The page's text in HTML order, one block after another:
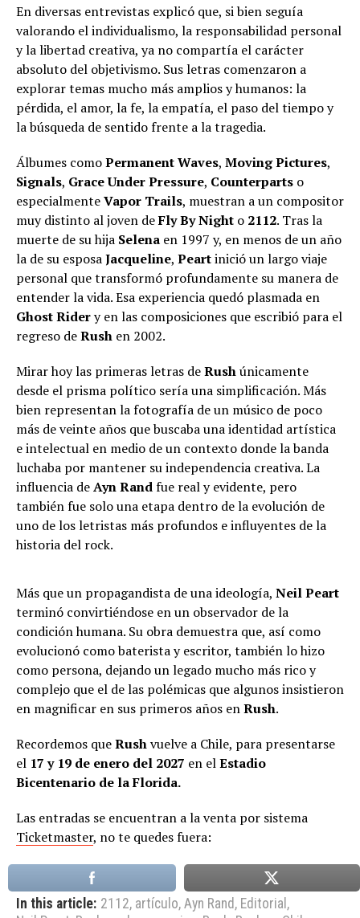
En diversas entrevistas explicó que, si bien seguía
valorando el individualismo, la responsabilidad personal
y la libertad creativa, ya no compartía el carácter
absoluto del objetivismo. Sus letras comenzaron a
explorar temas mucho más amplios y humanos: la
pérdida, el amor, la fe, la empatía, el paso del tiempo y
la búsqueda de sentido frente a la tragedia.
Álbumes comoPermanent Waves, Moving Pictures,
Signals, Grace Under Pressure, Counterparts o
especialmenteVapor Trails, muestran a un compositor
muy distinto al joven deFly By Night o 2112. Tras la
muerte de su hija Selena en 1997 y, en menos de un año
la de su esposaJacqueline, Peartinició un largo viaje
personal que transformó profundamente su manera de
entender la vida. Esa experiencia quedó plasmada en
Ghost Ridery en las composiciones que escribió para el
regreso deRush en 2002.
Mirar hoy las primeras letras deRushúnicamente
desde el prisma político sería una simplificación. Más
bien representan la fotografía de un músico de poco
más de veinte años que buscaba una identidad artística
e intelectual en medio de un contexto donde la banda
luchaba por mantener su independencia creativa. La
influencia deAyn Randfue real y evidente, pero
también fue solo una etapa dentro de la evolución de
uno de los letristas más profundos e influyentes de la
historia del rock.
Más que un propagandista de una ideología, Neil Peart
terminó convirtiéndose en un observador de la
condición humana. Su obra demuestra que, así como
evolucionó como baterista y escritor, también lo hizo
como persona, dejando un legado mucho más rico y
complejo que el de las polémicas que algunos insistieron
en magnificar en sus primeros años enRush.
Recordemos queRushvuelve a Chile, para presentarse
el 17 y 19 de enero del 2027 en elEstadio
Bicentenario de la Florida.
Las entradas se encuentran a la venta por sistema
Ticketmaster, no te quedes fuera:
In this article: 2112, artículo, Ayn Rand , Editorial ,